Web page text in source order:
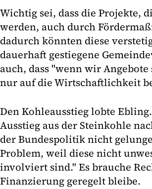
Wichtig sei, dass die Projekte,
werden, auch durch
dadurch könnten diese
dauerhaft gestiegene
auch, dass "wenn wir
nur auf die Wirtschaftlichkeit
Den Kohleausstieg lobte
Ausstieg aus der Steinkohle
der Bundespolitik nicht
Problem, weil diese nicht
involviert sind." Es brauche
Finanzierung geregelt bleibe.